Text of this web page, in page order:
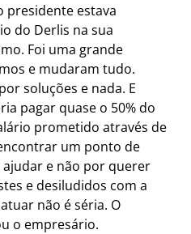
presidente estava
do Derlis na sua
Foi uma grande
e mudaram tudo.
soluções e nada. E
pagar quase o 50% do
prometido através de
um ponto de
e não por querer
e desiludidos com a
não é séria. O
o empresário.